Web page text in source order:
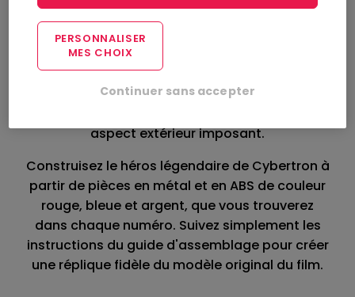
Comme tous les autres robots de
Transformers, Optimus Prime incarne une
forme de vie robotique étrange et très
intelligente capable de se configurer
mécaniquement. Il se distingue des autres par
aspect extérieur imposant.
Construisez le héros légendaire de Cybertron à
partir de pièces en métal et en ABS de couleur
rouge, bleue et argent, que vous trouverez
dans chaque numéro. Suivez simplement les
instructions du guide d'assemblage pour créer
une réplique fidèle du modèle original du film.
PERSONNALISER
MES CHOIX
Continuer sans accepter